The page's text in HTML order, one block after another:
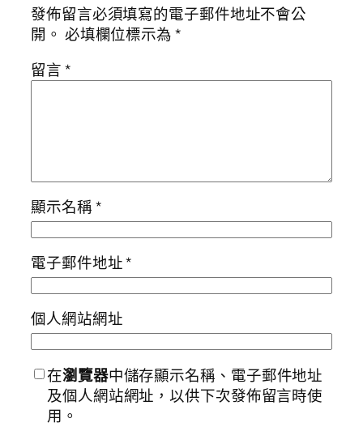
發佈留言必須填寫的電子郵件地址不會公
開。 必填欄位標示為*
留言*
顯示名稱*
電子郵件地址*
個人網站網址
在瀏覽器中儲存顯示名稱、電子郵件地址
及個人網站網址，以供下次發佈留言時使
用。